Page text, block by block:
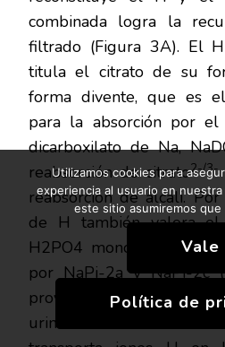
combinada logra la
filtrado (Figura 3A). El
titula el citrato de su
forma divente, que es
para la absorción por el
dicarboxilato de Na,
reabsorción de citrato2-/3-
reabsorción de álcali.
de H también valora el
H2PO4 monovalente
por NaPi-2a y NaPi-2c
provoca fosfaturia y un
urinario de ácido
Utilizamos cookies para
experiencia al usuario en
este sitio asumiremos
Vale
Política de